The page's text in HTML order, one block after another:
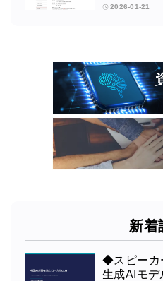
2026-01-21
新着
◆スピーカ
生成AIモデ